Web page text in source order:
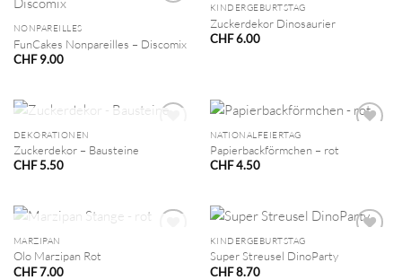
NONPAREILLES
FunCakes Nonpareilles – Discomix
CHF9.00
NICHT VORRÄTIG
KINDERGEBURTSTAG
Zuckerdekor Dinosaurier
CHF6.00
NICHT VORRÄTIG
DEKORATIONEN
Zuckerdekor – Bausteine
CHF5.50
NATIONALFEIERTAG
Papierbackförmchen – rot
CHF4.50
NICHT VORRÄTIG
MARZIPAN
Olo Marzipan Rot
CHF7.00
KINDERGEBURTSTAG
Super Streusel DinoParty
CHF8.70